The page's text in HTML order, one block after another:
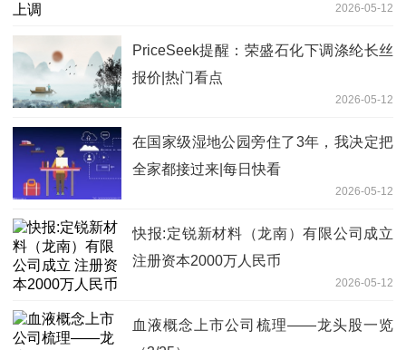
2026-05-12
PriceSeek提醒：荣盛石化下调涤纶长丝
报价|热门看点
2026-05-12
在国家级湿地公园旁住了3年，我决定把
全家都接过来|每日快看
2026-05-12
快报:定锐新材料（龙南）有限公司成立
注册资本2000万人民币
2026-05-12
血液概念上市公司梳理——龙头股一览